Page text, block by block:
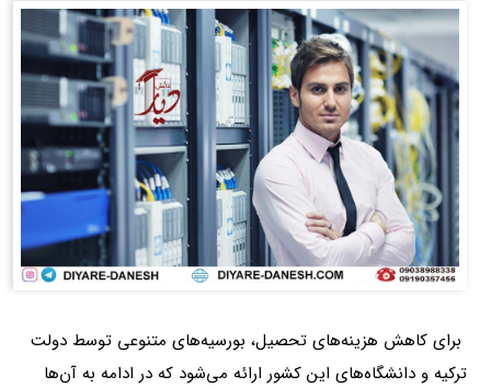
برای کاهش هزینه‌های تحصیل، بورسیه‌های متنوعی توسط دولت
ترکیه و دانشگاه‌های این کشور ارائه می‌شود که در ادامه به آن‌ها